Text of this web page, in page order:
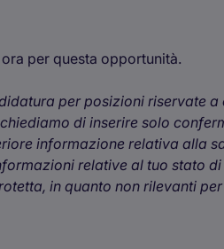
per questa opportunità.
per posizioni riservate a
di inserire solo
informazione relativa alla
relative al tuo stato di
in quanto non rilevanti